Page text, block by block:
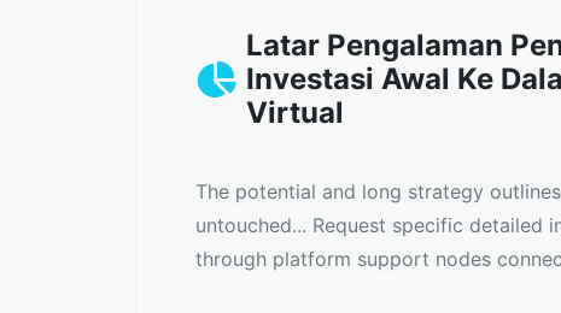
Latar Pengalaman
Investasi Awal Ke
Virtual
The potential and long strategy
untouched... Request specific detailed
through platform support nodes